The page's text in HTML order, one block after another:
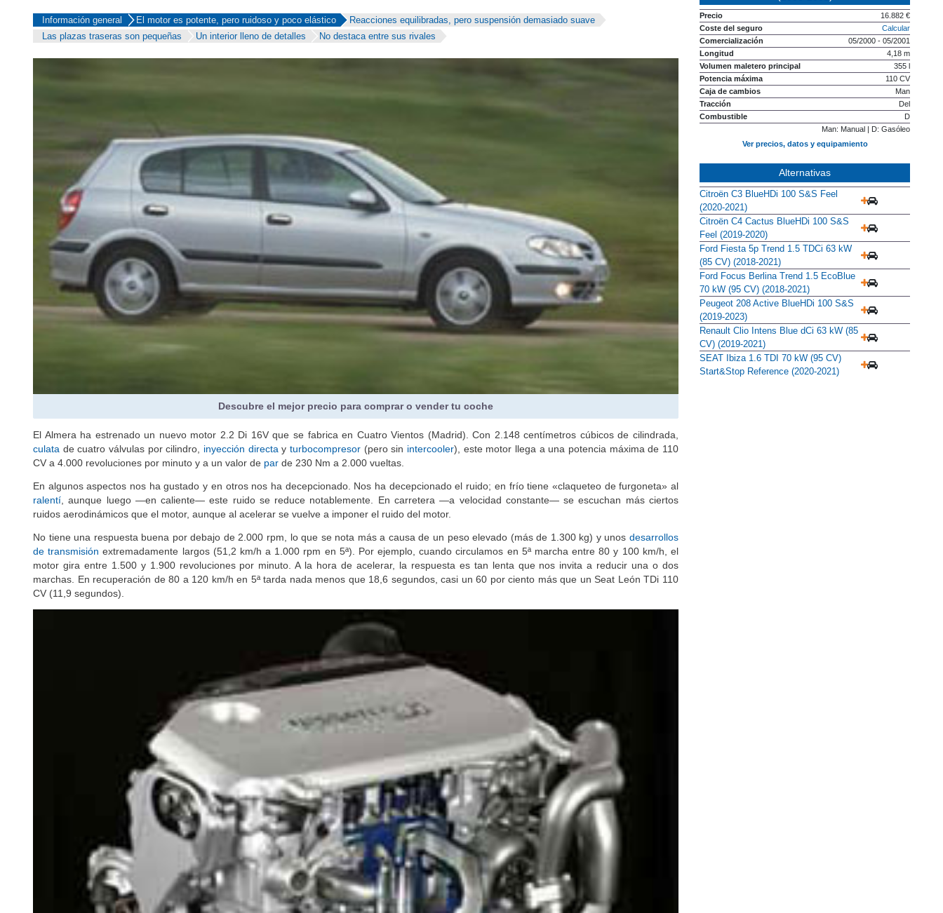
Información general El motor es potente, pero ruidoso y poco elástico
Reacciones equilibradas, pero suspensión demasiado suave
Descubre el mejor precio para comprar o vender tu coche
El Almera ha estrenado un nuevo motor 2.2 Di 16V que se fabrica en Cuatro Vientos (Madrid). Con 2.148 centímetros cúbicos de cilindrada,
culatade cuatro válvulas por cilindro, inyección directayturbocompresor(pero sin
En algunos aspectos nos ha gustado y en otros nos ha decepcionado. Nos ha decepcionado el ruido; en frío tiene «claqueteo de furgoneta» al
ralentí , aunque luego —en caliente— este ruido se reduce notablemente. En carretera —a velocidad constante— se escuchan más ciertos
No tiene una respuesta buena por debajo de 2.000 rpm, lo que se nota más a causa de un peso elevado (más de 1.300 kg) y unosdesarrollos
de transmisiónextremadamente largos (51,2 km/h a 1.000 rpm en 5ª). Por ejemplo, cuando circulamos en 5ª marcha entre 80 y 100 km/h, el
motor gira entre 1.500 y 1.900 revoluciones por minuto. A la hora de acelerar, la respuesta es tan lenta que nos invita a reducir una o dos
marchas. En recuperación de 80 a 120 km/h en 5ª tarda nada menos que 18,6 segundos, casi un 60 por ciento más que un Seat León TDi 110
(2000-2001)
Precio
16.882 €
Coste del seguro
Calcular
Comercialización
05/2000 - 05/2001
Longitud
4,18 m
Volumen maletero principal
355 l
Potencia máxima
110 CV
Caja de cambios
Man
Tracción
Del
D
Man: Manual | D: Gasóleo
Alternativas
Citroën C3 BlueHDi 100 S&S Feel
(2020-2021)
Citroën C4 Cactus BlueHDi 100 S&S
Feel (2019-2020)
Ford Fiesta 5p Trend 1.5 TDCi 63 kW
(85 CV) (2018-2021)
Ford Focus Berlina Trend 1.5 EcoBlue
70 kW (95 CV) (2018-2021)
Peugeot 208 Active BlueHDi 100 S&S
(2019-2023)
Renault Clio Intens Blue dCi 63 kW (85
CV) (2019-2021)
SEAT Ibiza 1.6 TDI 70 kW (95 CV)